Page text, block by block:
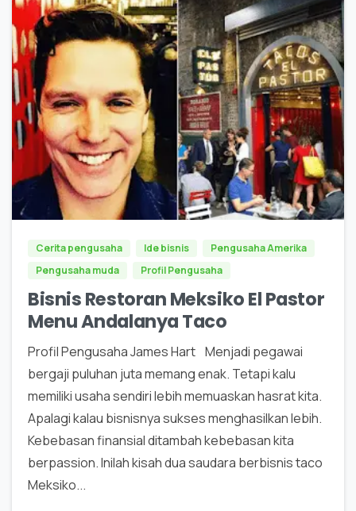
0
Cerita pengusaha Ide bisnis
Pengusaha Amerika
Pengusaha muda
Profil Pengusaha
Bisnis Restoran Meksiko El Pastor
Menu Andalanya Taco
Profil Pengusaha James Hart Menjadi pegawai
bergaji puluhan juta memang enak. Tetapi kalu
memiliki usaha sendiri lebih memuaskan hasrat kita.
Apalagi kalau bisnisnya sukses menghasilkan lebih.
Kebebasan finansial ditambah kebebasan kita
berpassion. Inilah kisah dua saudara berbisnis taco
Meksiko...